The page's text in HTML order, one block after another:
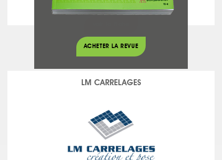
Béton ciré - Chaux
LM CARRELAGES
ACHETER LA REVUE